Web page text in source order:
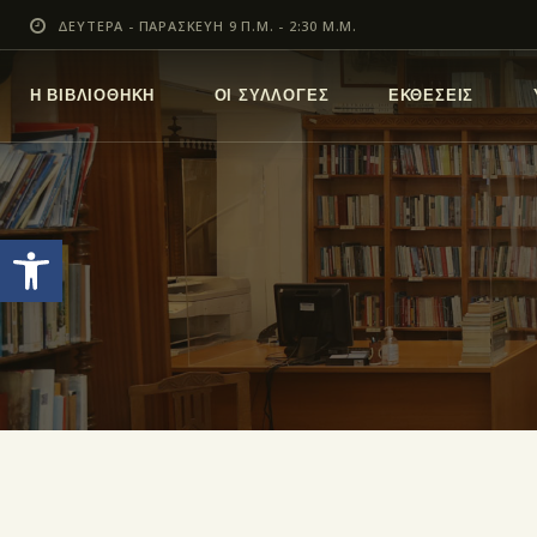
Ανοίξτε τη γραμμή εργαλείων
ΔΕΥΤΕΡΑ - ΠΑΡΑΣΚΕΥΗ 9 Π.Μ. - 2:30 Μ.Μ.
Η ΒΙΒΛΙΟΘΗΚΗ ΟΙ ΣΥΛΛΟΓΕΣ ΕΚΘΕΣΕΙΣ